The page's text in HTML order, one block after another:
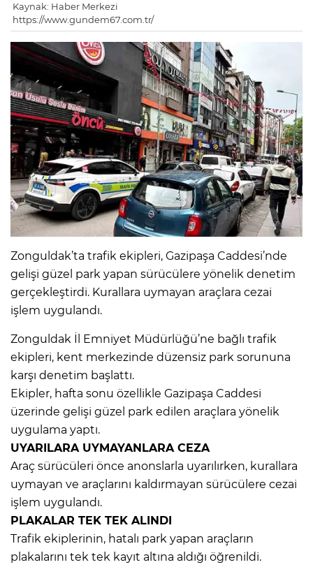
Kaynak: Haber Merkezi
https://www.gundem67.com.tr/
Zonguldak’ta trafik ekipleri, Gazipaşa Caddesi’nde
gelişi güzel park yapan sürücülere yönelik denetim
gerçekleştirdi. Kurallara uymayan araçlara cezai
işlem uygulandı.
Zonguldak İl Emniyet Müdürlüğü’ne bağlı trafik
ekipleri, kent merkezinde düzensiz park sorununa
karşı denetim başlattı.
Ekipler, hafta sonu özellikle Gazipaşa Caddesi
üzerinde gelişi güzel park edilen araçlara yönelik
uygulama yaptı.
UYARILARA UYMAYANLARA CEZA
Araç sürücüleri önce anonslarla uyarılırken, kurallara
uymayan ve araçlarını kaldırmayan sürücülere cezai
işlem uygulandı.
PLAKALAR TEK TEK ALINDI
Trafik ekiplerinin, hatalı park yapan araçların
plakalarını tek tek kayıt altına aldığı öğrenildi.